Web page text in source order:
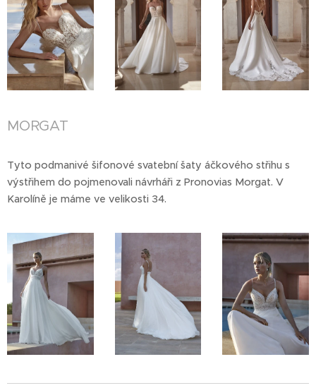
MORGAT
Tyto podmanivé šifonové svatební šaty áčkového střihu s
výstřihem do pojmenovali návrháři z Pronovias Morgat. V
Karolíně je máme ve velikosti 34.